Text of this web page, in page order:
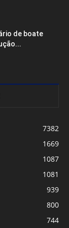
de boate
7382
1669
1087
1081
939
800
744